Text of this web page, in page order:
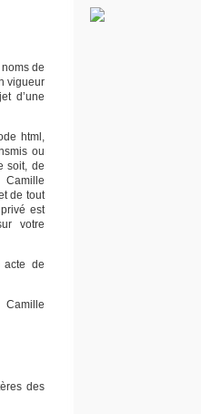
de
vigueur
d’une
html,
ou
soit, de
Camille
de tout
est
votre
acte de
Camille
des